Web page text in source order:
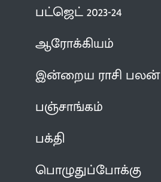
பட்ஜெட் 2023-24
ஆரோக்கியம்
இன்றைய ராசி பலன்
பஞ்சாங்கம்
பக்தி
பொழுதுப்போக்கு